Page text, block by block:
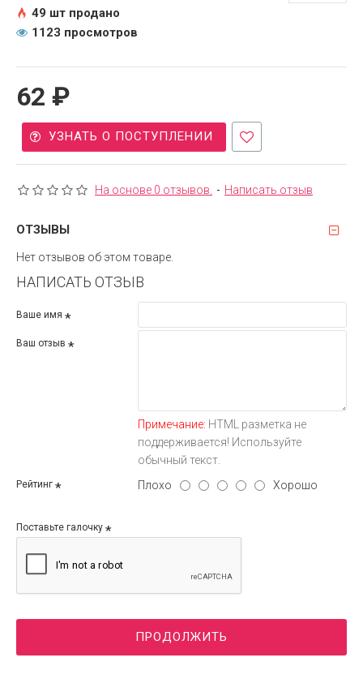
На основе 0 отзывов. - Написать отзыв
62 ₽
49 шт продано
1123 просмотров
УЗНАТЬ О ПОСТУПЛЕНИИ
ОТЗЫВЫ
Нет отзывов об этом товаре.
НАПИСАТЬ ОТЗЫВ
Ваше имя
Ваш отзыв
Примечание: HTML разметка не
поддерживается! Используйте
обычный текст.
Рейтинг Плохо Хорошо
Поставьте галочку
ПРОДОЛЖИТЬ